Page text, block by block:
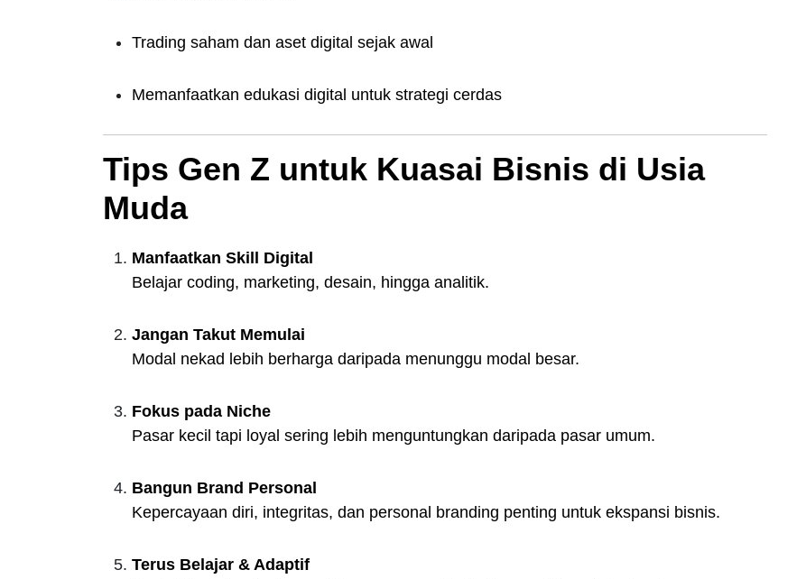
Trading saham dan aset digital sejak awal
Memanfaatkan edukasi digital untuk strategi cerdas
Tips Gen Z untuk Kuasai Bisnis di Usia
Muda
Manfaatkan Skill Digital
Belajar coding, marketing, desain, hingga analitik.
Jangan Takut Memulai
Modal nekad lebih berharga daripada menunggu modal besar.
Fokus pada Niche
Pasar kecil tapi loyal sering lebih menguntungkan daripada pasar umum.
Bangun Brand Personal
Kepercayaan diri, integritas, dan personal branding penting untuk ekspansi bisnis.
Terus Belajar & Adaptif